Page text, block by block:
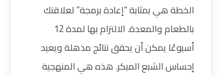
الخطة هي بمثابة “إعادة برمجة” لعلاقتك
بالطعام والمعدة. الالتزام بها لمدة 12
أسبوعًا يمكن أن يحقق نتائج مذهلة ويعيد
إحساس الشبع المبكر. هذه هي المنهجية